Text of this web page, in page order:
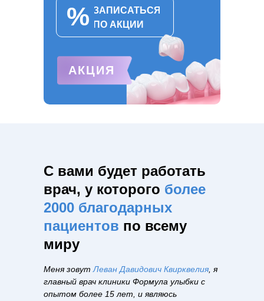
% ЗАПИСАТЬСЯ
ПО АКЦИИ
ЗАПИСАТЬСЯ ПО
АКЦИИ
АКЦИЯ
С вами будет работать
врач, у которого более
2000 благодарных
пациентов по всему
миру
Меня зовут Леван Давидович Квирквелия , я
главный врач клиники Формула улыбки с
опытом более 15 лет, и являюсь